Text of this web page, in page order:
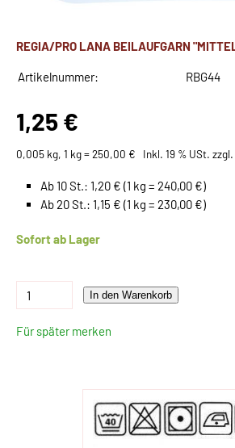
REGIA/PRO LANA BEILAUFGARN
Artikelnummer: RBG44
1,25 €
0,005 kg, 1 kg = 250,00 € Inkl. 19 % USt. zzgl.
Ab 10 St.: 1,20 € (1 kg = 240,00 €)
Ab 20 St.: 1,15 € (1 kg = 230,00 €)
Sofort ab Lager
In den Warenkorb
Für später merken